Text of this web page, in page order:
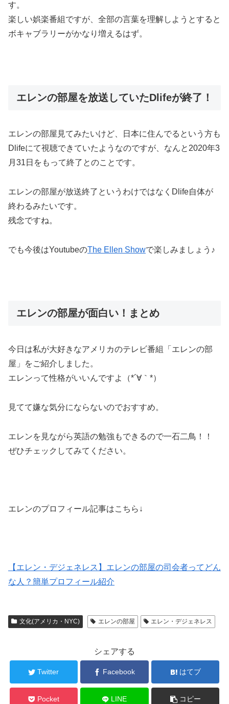
す。
楽しい娯楽番組ですが、 全部の言葉を理解しようとすると
ボキャブラリーがかなり増えるはず。
エレンの部屋を放送していたDlifeが終了！
エレンの部屋見てみたいけど、日本に住んでるという方も
Dlifeにて視聴できていたようなのですが、なんと2020年3
月31日をもって終了とのことです。
エレンの部屋が放送終了というわけではなくDlife自体が
終わるみたいです。
残念ですね。
でも今後はYoutubeのThe Ellen Showで楽しみましょう♪
エレンの部屋が面白い！まとめ
今日は私が大好きなアメリカのテレビ番組「エレンの部
屋」をご紹介しました。
エレンって性格がいいんですよ（*´∀｀*）
見てて嫌な気分にならないのでおすすめ。
エレンを見ながら英語の勉強もできるので一石二鳥！！
ぜひチェックしてみてください。
エレンのプロフィール記事はこちら↓
【エレン・デジェネレス】エレンの部屋の司会者ってどん
な人？簡単プロフィール紹介
文化(アメリカ・NYC) エレンの部屋 エレン・デジェネレス
シェアする
Twitter Facebook はてブ
Pocket LINE コピー